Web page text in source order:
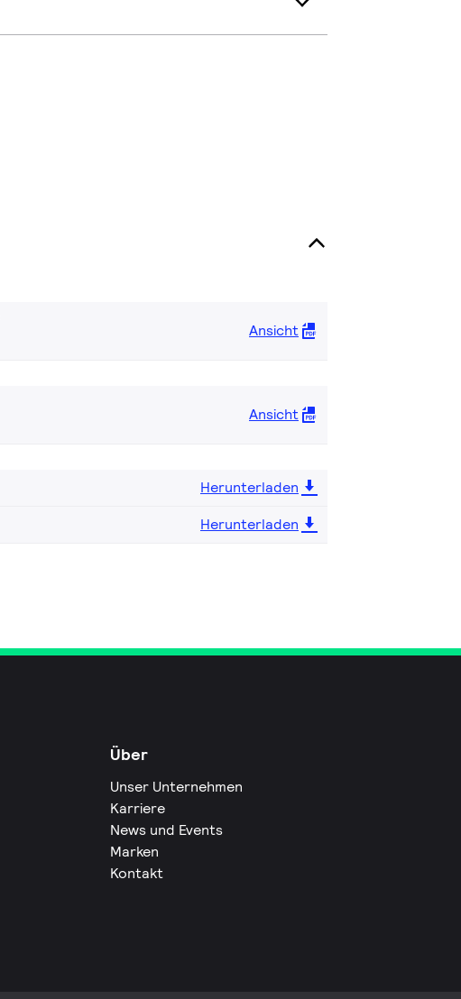
Ansicht
Ansicht
Herunterladen
Herunterladen
Über
Unser Unternehmen
Karriere
News und Events
Marken
Kontakt